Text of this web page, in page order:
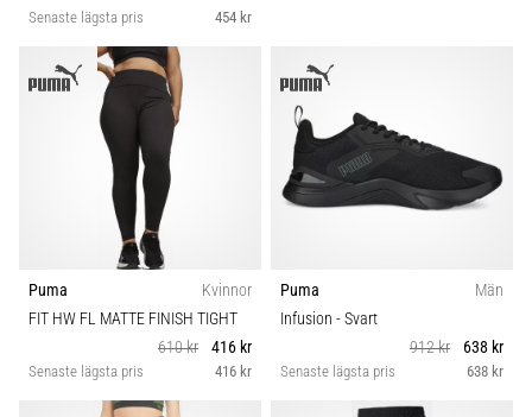
Senaste lägsta pris 454 kr
Puma
Kvinnor
FIT HW FL MATTE FINISH TIGHT
610 kr
416 kr
Senaste lägsta pris 416 kr
Puma
Män
Infusion - Svart
912 kr
638 kr
Senaste lägsta pris 638 kr